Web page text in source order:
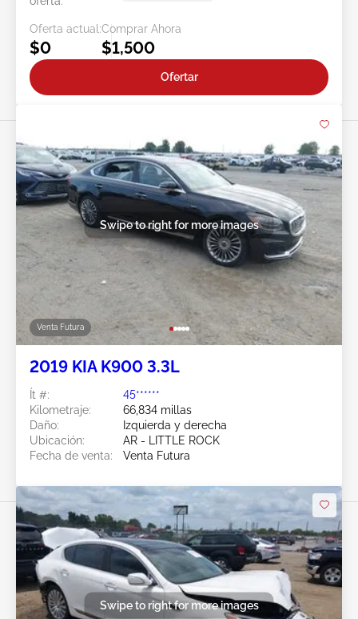
Oferta actual:
$0
Comprar Ahora
$1,500
Ofertar
Venta Futura
Swipe to right for more images
2019 KIA K900 3.3L
Ít #:
45******
Kilometraje:
66,834 millas
Daño:
Izquierda y derecha
Ubicación:
AR - LITTLE ROCK
Fecha de venta:
Venta Futura
Swipe to right for more images